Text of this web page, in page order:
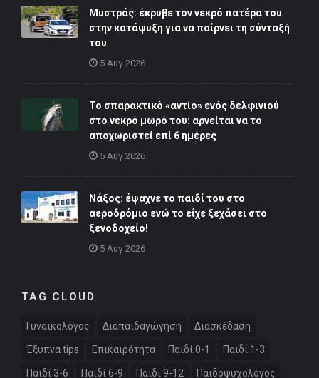
Μυστράς: έκρυβε τον νεκρό πατέρα του
στην κατάψυξη για να παίρνει τη σύνταξή
του
5 Αυγ 2026
Το σπαρακτικό «αντίο» ενός δελφινιού
στο νεκρό μωρό του: αρνείται να το
αποχωριστεί επί 6 ημέρες
5 Αυγ 2026
Νάξος: έψαχνε το παιδί του στο
αεροδρόμιο ενώ το είχε ξεχάσει στο
ξενοδοχείο!
5 Αυγ 2026
TAG CLOUD
Γυναικολόγος Διαπαιδαγώγηση Διασκέδαση
Έξυπνα tips Επικαιρότητα Παιδί 0-1 Παιδί 1-3
Παιδί 3-6 Παιδί 6-9 Παιδί 9-12 Παιδοψυχολόγος